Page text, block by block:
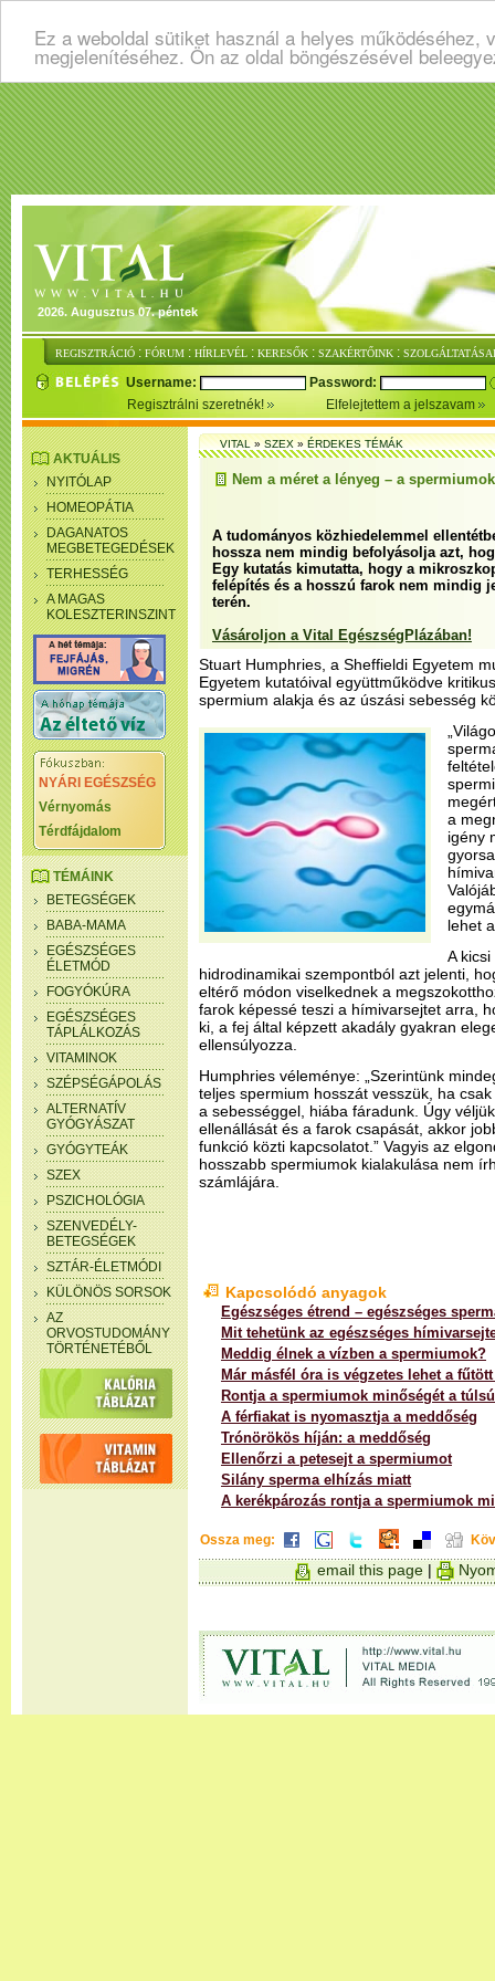
Ez a weboldal sütiket használ a helyes
megjelenítéséhez. Ön az oldal böngészésével
2026. Augusztus 07. péntek
REGISZTRÁCIÓ : FÓRUM : HÍRLEVÉL : KERESŐK : SZAKÉRTŐINK :
Username:
Password:
Regisztrálni szeretnék!
Elfelejtettem a jelszavam
AKTUÁLIS
NYITÓLAP
HOMEOPÁTIA
DAGANATOS
MEGBETEGEDÉSEK
TERHESSÉG
A MAGAS
KOLESZTERINSZINT
NYÁRI EGÉSZSÉG
Vérnyomás
Térdfájdalom
TÉMÁINK
BETEGSÉGEK
BABA-MAMA
EGÉSZSÉGES
ÉLETMÓD
FOGYÓKÚRA
EGÉSZSÉGES
TÁPLÁLKOZÁS
VITAMINOK
SZÉPSÉGÁPOLÁS
ALTERNATÍV
GYÓGYÁSZAT
GYÓGYTEÁK
SZEX
PSZICHOLÓGIA
SZENVEDÉLY-
BETEGSÉGEK
SZTÁR-ÉLETMÓDI
KÜLÖNÖS SORSOK
AZ
ORVOSTUDOMÁNY
TÖRTÉNETÉBŐL
VITAL»SZEX»ÉRDEKES TÉMÁK
Nem a méret a lényeg – a
A tudományos közhiedelemmel
hossza nem mindig befolyásolja azt,
Egy kutatás kimutatta, hogy a
felépítés és a hosszú farok nem mindig
terén.
Vásároljon a Vital EgészségPlázában!
Stuart Humphries, a Sheffieldi Egyetem
Egyetem kutatóival együttműködve
spermium alakja és az úszási sebesség
a
igény
lehet
A
hidrodinamikai szempontból azt jelenti,
eltérő módon viselkednek a
farok képessé teszi a hímivarsejtet arra,
ki, a fej által képzett akadály gyakran
ellensúlyozza.
Humphries véleménye: „Szerintünk
teljes spermium hosszát vesszük, ha
a sebességgel, hiába fáradunk. Úgy
ellenállását és a farok csapását, akkor
funkció közti kapcsolatot.” Vagyis az
hosszabb spermiumok kialakulása nem
számlájára.
Kapcsolódó anyagok
Egészséges étrend – egészséges
Mit tehetünk az egészséges
Meddig élnek a vízben a spermiumok?
Már másfél óra is végzetes lehet a
Rontja a spermiumok minőségét a
A férfiakat is nyomasztja a meddőség
Trónörökös híján: a meddőség
Ellenőrzi a petesejt a spermiumot
Silány sperma elhízás miatt
A kerékpározás rontja a spermiumok
Ossza meg:
email this page |